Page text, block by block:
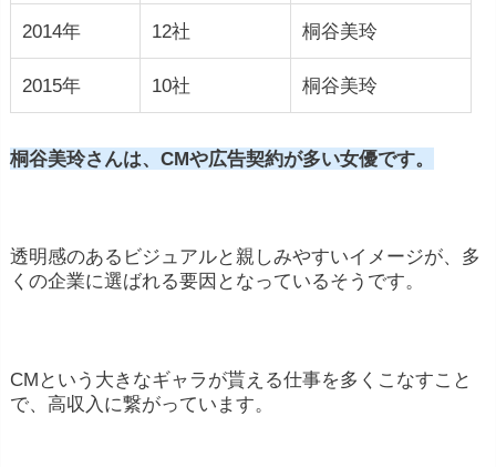
2014年 12社 桐谷美玲
2015年 10社 桐谷美玲
桐谷美玲さんは、CMや広告契約が多い女優です。
透明感のあるビジュアルと親しみやすいイメージが、多
くの企業に選ばれる要因となっているそうです。
CMという大きなギャラが貰える仕事を多くこなすこと
で、高収入に繋がっています。